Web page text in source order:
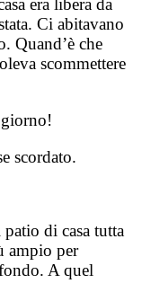
Ci abitavano
Quand’è che
scommettere
giorno!
scordato.
di casa tutta
ampio per
A quel